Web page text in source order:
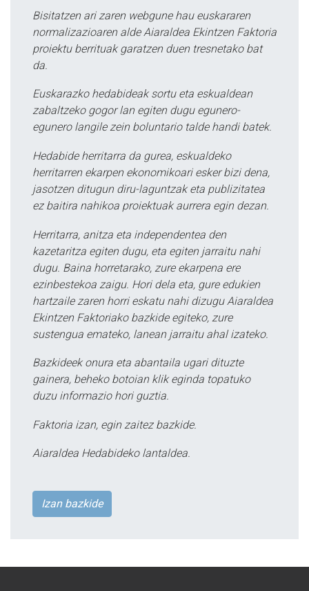
Bisitatzen ari zaren webgune hau euskararen
normalizazioaren alde Aiaraldea Ekintzen Faktoria
proiektu berrituak garatzen duen tresnetako bat
da.
Euskarazko hedabideak sortu eta eskualdean
zabaltzeko gogor lan egiten dugu egunero-
egunero langile zein boluntario talde handi batek.
Hedabide herritarra da gurea, eskualdeko
herritarren ekarpen ekonomikoari esker bizi dena,
jasotzen ditugun diru-laguntzak eta publizitatea
ez baitira nahikoa proiektuak aurrera egin dezan.
Herritarra, anitza eta independentea den
kazetaritza egiten dugu, eta egiten jarraitu nahi
dugu. Baina horretarako, zure ekarpena ere
ezinbestekoa zaigu. Hori dela eta, gure edukien
hartzaile zaren horri eskatu nahi dizugu Aiaraldea
Ekintzen Faktoriako bazkide egiteko, zure
sustengua emateko, lanean jarraitu ahal izateko.
Bazkideek onura eta abantaila ugari dituzte
gainera, beheko botoian klik eginda topatuko
duzu informazio hori guztia.
Faktoria izan, egin zaitez bazkide.
Aiaraldea Hedabideko lantaldea.
Izan bazkide